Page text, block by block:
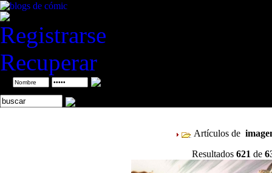
Registrarse
Recuperar
Artículos de
Resultados 621 de